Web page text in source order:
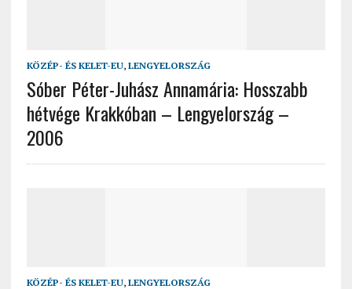
KÖZÉP- ÉS KELET-EU, LENGYELORSZÁG
Sóber Péter-Juhász Annamária: Hosszabb
hétvége Krakkóban – Lengyelország –
2006
KÖZÉP- ÉS KELET-EU, LENGYELORSZÁG